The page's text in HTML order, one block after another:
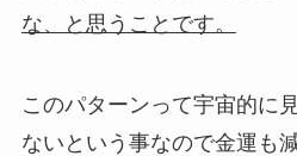
な、と思うことです。
このパターンって宇宙的に
ないという事なので金運も